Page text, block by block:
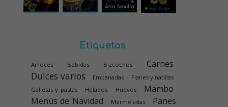
Etiquetas
Arroces Bebidas Bizcochos Carnes
Dulces varios Empanadas
Flanes y natillas
Galletas y pastas
Helados Huevos
Mambo
Menús de Navidad
Mermeladas
Panes